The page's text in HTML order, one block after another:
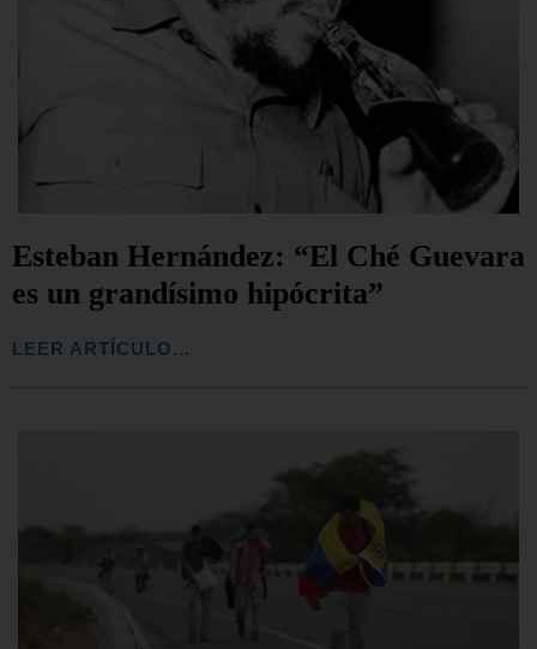
Esteban Hernández: “El Ché Guevara
es un grandísimo hipócrita”
LEER ARTÍCULO...